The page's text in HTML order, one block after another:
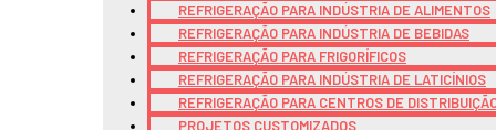
REFRIGERAÇÃO PARA INDÚSTRIA DE ALIMENTOS
REFRIGERAÇÃO PARA INDÚSTRIA DE BEBIDAS
REFRIGERAÇÃO PARA FRIGORÍFICOS
REFRIGERAÇÃO PARA INDÚSTRIA DE LATICÍNIOS
REFRIGERAÇÃO PARA CENTROS DE
PROJETOS CUSTOMIZADOS